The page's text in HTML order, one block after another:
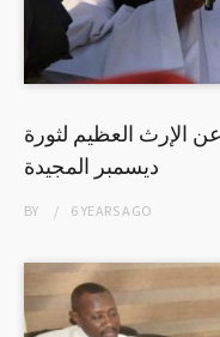
الإرث العظيم لثورة
ديسمبر المجيدة
BY 6 YEARSAGO